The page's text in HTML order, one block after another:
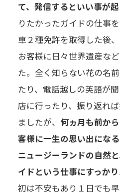
て、発信するといい事が起
りたかったガイドの仕事
車２種免許を取得した後
お客様に日々世界遺産な
た。全く知らない花の名
たり、電話越しの英語が
店に行ったり、振り返れ
ましたが、 何ヵ月も前か
客様に一生の思い出にな
ニュージーランドの自然
イドという仕事にすっか
初は不安もあり１日でも